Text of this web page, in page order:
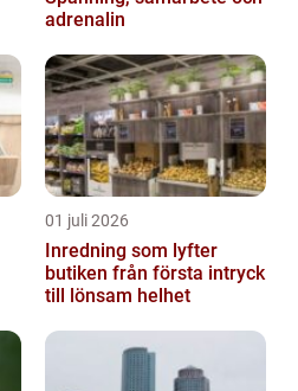
adrenalin
01 juli 2026
Inredning som lyfter
butiken från första intryck
till lönsam helhet